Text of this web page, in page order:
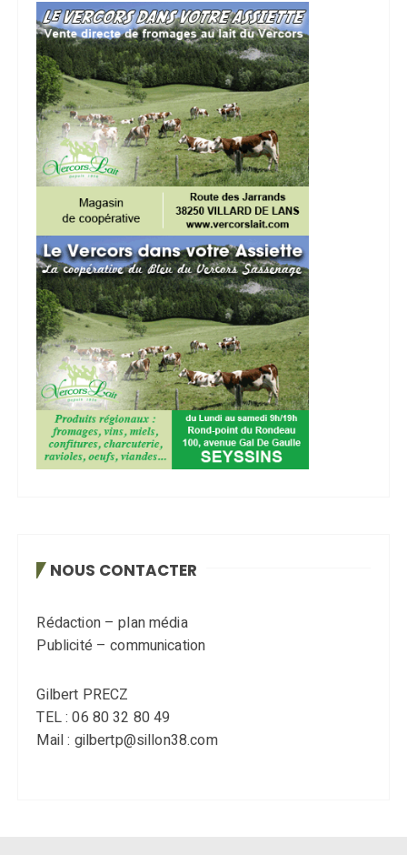
NOUS CONTACTER
Rédaction – plan média
Publicité – communication
Gilbert PRECZ
TEL : 06 80 32 80 49
Mail : gilbertp@sillon38.com